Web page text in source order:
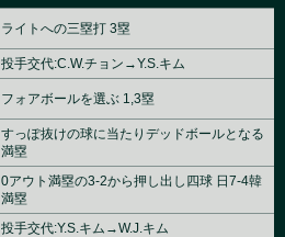
ライトへの三塁打 3塁
投手交代:C.W.チョン→Y.S.キム
フォアボールを選ぶ 1,3塁
すっぽ抜けの球に当たりデッドボールとなる
満塁
0アウト満塁の3-2から押し出し四球 日7-4韓
満塁
投手交代:Y.S.キム→W.J.キム